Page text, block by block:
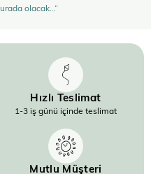
olacak…”
Hızlı Teslimat
1-3 iş günü içinde teslimat
Mutlu Müşteri